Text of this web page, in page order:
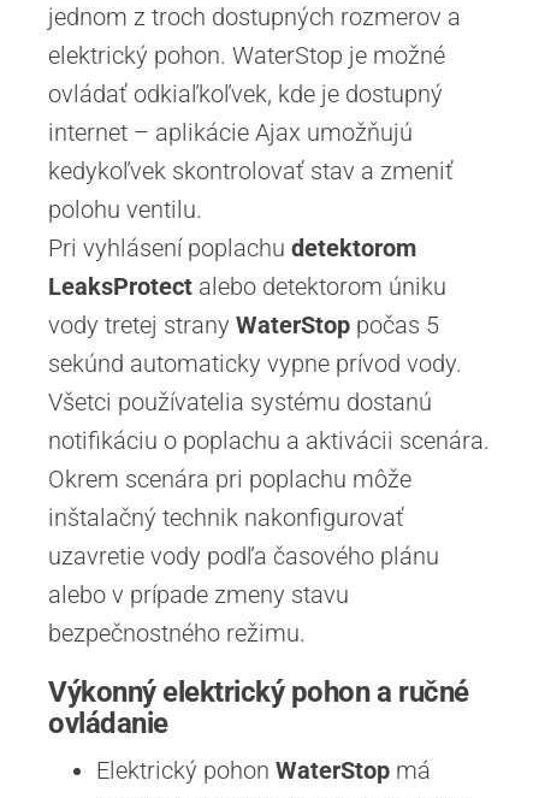
jednom z troch dostupných rozmerov a
elektrický pohon. WaterStop je možné
ovládať odkiaľkoľvek, kde je dostupný
internet – aplikácie Ajax umožňujú
kedykoľvek skontrolovať stav a zmeniť
polohu ventilu.
Pri vyhlásení poplachu detektorom
LeaksProtect alebo detektorom úniku
vody tretej strany WaterStop počas 5
sekúnd automaticky vypne prívod vody.
Všetci používatelia systému dostanú
notifikáciu o poplachu a aktivácii scenára.
Okrem scenára pri poplachu môže
inštalačný technik nakonfigurovať
uzavretie vody podľa časového plánu
alebo v prípade zmeny stavu
bezpečnostného režimu.
Výkonný elektrický pohon a ručné
ovládanie
Elektrický pohon WaterStop má